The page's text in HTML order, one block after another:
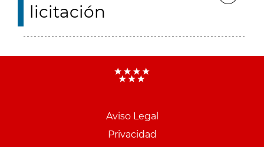
licitación
Aviso Legal
Privacidad